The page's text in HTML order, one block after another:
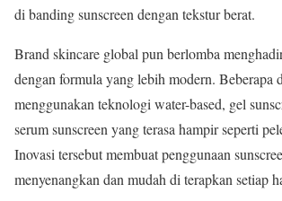
di banding sunscreen dengan tekstur berat.
Brand skincare global pun berlomba
dengan formula yang lebih modern. Beberapa
menggunakan teknologi water-based, gel
serum sunscreen yang terasa hampir seperti
Inovasi tersebut membuat penggunaan
menyenangkan dan mudah di terapkan setiap